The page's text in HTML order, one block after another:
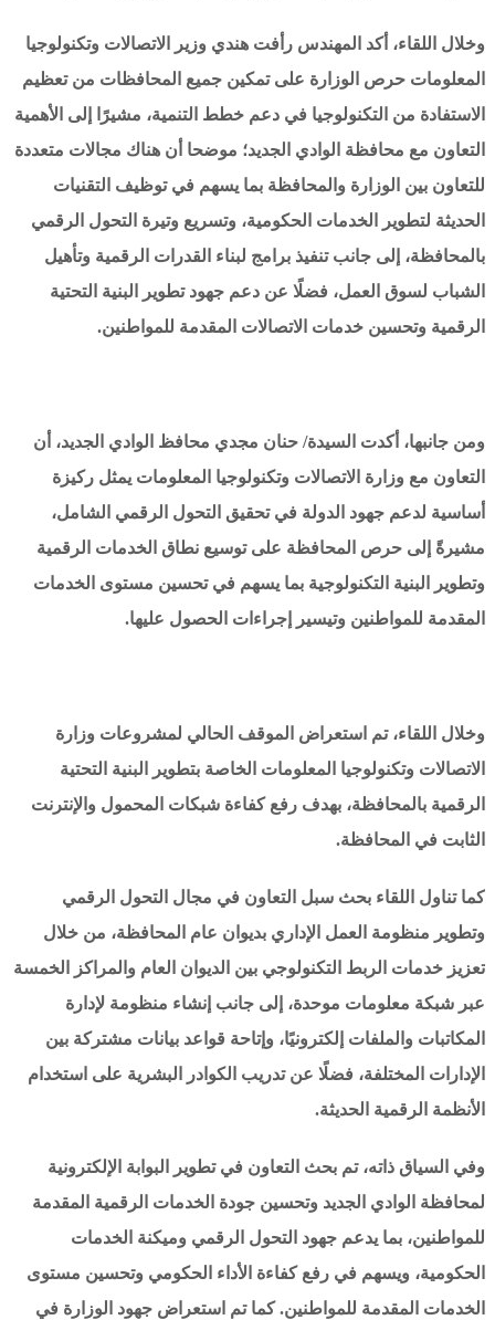
وخلال اللقاء، أكد المهندس رأفت هندي وزير الاتصالات وتكنولوجيا
المعلومات حرص الوزارة على تمكين جميع المحافظات من تعظيم
الاستفادة من التكنولوجيا في دعم خطط التنمية، مشيرًا إلى الأهمية
التعاون مع محافظة الوادي الجديد؛ موضحا أن هناك مجالات متعددة
للتعاون بين الوزارة والمحافظة بما يسهم في توظيف التقنيات
الحديثة لتطوير الخدمات الحكومية، وتسريع وتيرة التحول الرقمي
بالمحافظة، إلى جانب تنفيذ برامج لبناء القدرات الرقمية وتأهيل
الشباب لسوق العمل، فضلًا عن دعم جهود تطوير البنية التحتية
الرقمية وتحسين خدمات الاتصالات المقدمة للمواطنين.
ومن جانبها، أكدت السيدة/ حنان مجدي محافظ الوادي الجديد، أن
التعاون مع وزارة الاتصالات وتكنولوجيا المعلومات يمثل ركيزة
أساسية لدعم جهود الدولة في تحقيق التحول الرقمي الشامل،
مشيرةً إلى حرص المحافظة على توسيع نطاق الخدمات الرقمية
وتطوير البنية التكنولوجية بما يسهم في تحسين مستوى الخدمات
المقدمة للمواطنين وتيسير إجراءات الحصول عليها.
وخلال اللقاء، تم استعراض الموقف الحالي لمشروعات وزارة
الاتصالات وتكنولوجيا المعلومات الخاصة بتطوير البنية التحتية
الرقمية بالمحافظة، بهدف رفع كفاءة شبكات المحمول والإنترنت
الثابت في المحافظة.
كما تناول اللقاء بحث سبل التعاون في مجال التحول الرقمي
وتطوير منظومة العمل الإداري بديوان عام المحافظة، من خلال
تعزيز خدمات الربط التكنولوجي بين الديوان العام والمراكز الخمسة
عبر شبكة معلومات موحدة، إلى جانب إنشاء منظومة لإدارة
المكاتبات والملفات إلكترونيًا، وإتاحة قواعد بيانات مشتركة بين
الإدارات المختلفة، فضلًا عن تدريب الكوادر البشرية على استخدام
الأنظمة الرقمية الحديثة.
وفي السياق ذاته، تم بحث التعاون في تطوير البوابة الإلكترونية
لمحافظة الوادي الجديد وتحسين جودة الخدمات الرقمية المقدمة
للمواطنين، بما يدعم جهود التحول الرقمي وميكنة الخدمات
الحكومية، ويسهم في رفع كفاءة الأداء الحكومي وتحسين مستوى
الخدمات المقدمة للمواطنين. كما تم استعراض جهود الوزارة في